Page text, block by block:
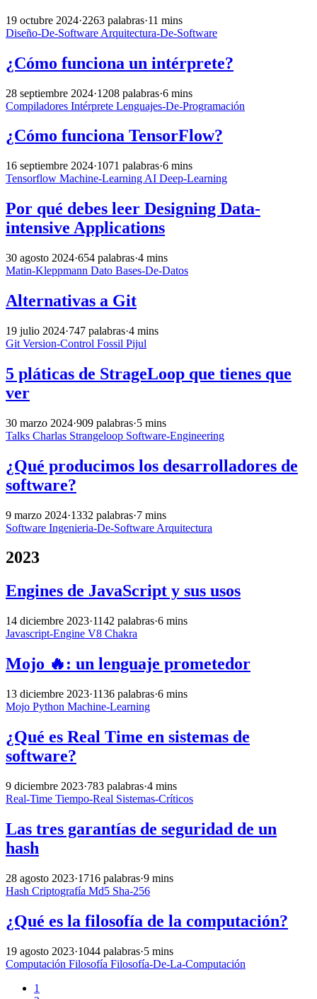
19 octubre 2024·2263 palabras·11 mins
Diseño-De-Software Arquitectura-De-Software
¿Cómo funciona un intérprete?
28 septiembre 2024·1208 palabras·6 mins
Compiladores Intérprete Lenguajes-De-Programación
¿Cómo funciona TensorFlow?
16 septiembre 2024·1071 palabras·6 mins
Tensorflow Machine-Learning AI Deep-Learning
Por qué debes leer Designing Data-
intensive Applications
30 agosto 2024·654 palabras·4 mins
Matin-Kleppmann Dato Bases-De-Datos
Alternativas a Git
19 julio 2024·747 palabras·4 mins
Git Version-Control Fossil Pijul
5 pláticas de StrageLoop que tienes que
ver
30 marzo 2024·909 palabras·5 mins
Talks Charlas Strangeloop Software-Engineering
¿Qué producimos los desarrolladores de
software?
9 marzo 2024·1332 palabras·7 mins
Software Ingenieria-De-Software Arquitectura
2023
Engines de JavaScript y sus usos
14 diciembre 2023·1142 palabras·6 mins
Javascript-Engine V8 Chakra
Mojo 🔥: un lenguaje prometedor
13 diciembre 2023·1136 palabras·6 mins
Mojo Python Machine-Learning
¿Qué es Real Time en sistemas de
software?
9 diciembre 2023·783 palabras·4 mins
Real-Time Tiempo-Real Sistemas-Críticos
Las tres garantías de seguridad de un
hash
28 agosto 2023·1716 palabras·9 mins
Hash Criptografía Md5 Sha-256
¿Qué es la filosofía de la computación?
19 agosto 2023·1044 palabras·5 mins
Computación Filosofía Filosofía-De-La-Computación
1